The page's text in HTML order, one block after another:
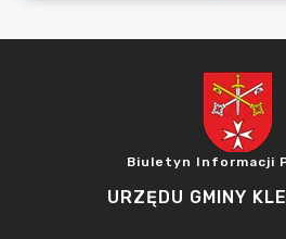
Biuletyn Informacji
URZĘDU GMINY